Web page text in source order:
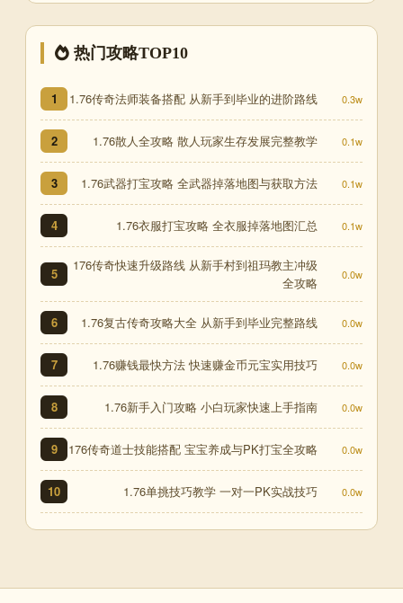
热门攻略TOP10
1 1.76传奇法师装备搭配 从新手到毕业的进阶路线 0.3w
2 1.76散人全攻略 散人玩家生存发展完整教学 0.1w
3 1.76武器打宝攻略 全武器掉落地图与获取方法 0.1w
4 1.76衣服打宝攻略 全衣服掉落地图汇总 0.1w
5
176传奇快速升级路线 从新手村到祖玛教主冲级
全攻略
0.0w
6 1.76复古传奇攻略大全 从新手到毕业完整路线 0.0w
7 1.76赚钱最快方法 快速赚金币元宝实用技巧 0.0w
8 1.76新手入门攻略 小白玩家快速上手指南 0.0w
9 176传奇道士技能搭配 宝宝养成与PK打宝全攻略 0.0w
10 1.76单挑技巧教学 一对一PK实战技巧 0.0w